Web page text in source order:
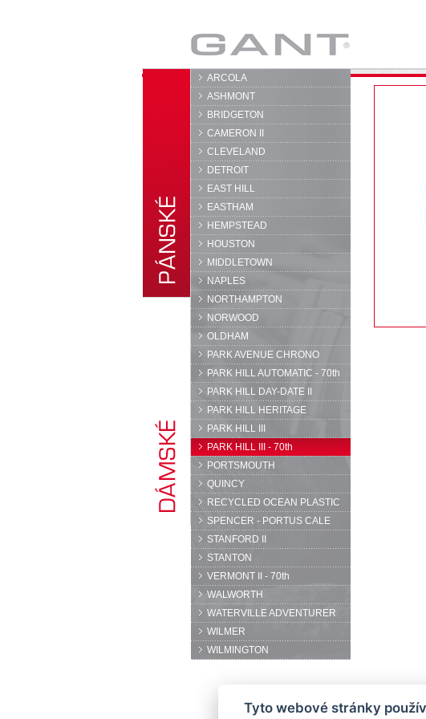
GANT
ARCOLA
ASHMONT
BRIDGETON
CAMERON II
CLEVELAND
DETROIT
EAST HILL
EASTHAM
HEMPSTEAD
HOUSTON
MIDDLETOWN
NAPLES
NORTHAMPTON
NORWOOD
OLDHAM
PARK AVENUE CHRONO
PARK HILL AUTOMATIC - 70th
PARK HILL DAY-DATE II
PARK HILL HERITAGE
PARK HILL III
PARK HILL III - 70th
PORTSMOUTH
QUINCY
RECYCLED OCEAN PLASTIC
SPENCER - PORTUS CALE
STANFORD II
STANTON
VERMONT II - 70th
WALWORTH
WATERVILLE ADVENTURER
WILMER
WILMINGTON
Tyto webové stránky